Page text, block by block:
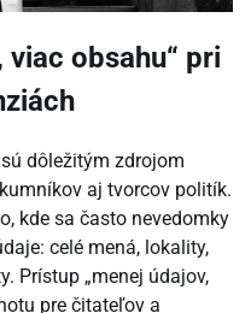
viac obsahu“ pri
dôležitým zdrojom
aj tvorcov politík.
kde sa často nevedomky
celé mená, lokality,
Prístup „menej údajov,
pre čitateľov a